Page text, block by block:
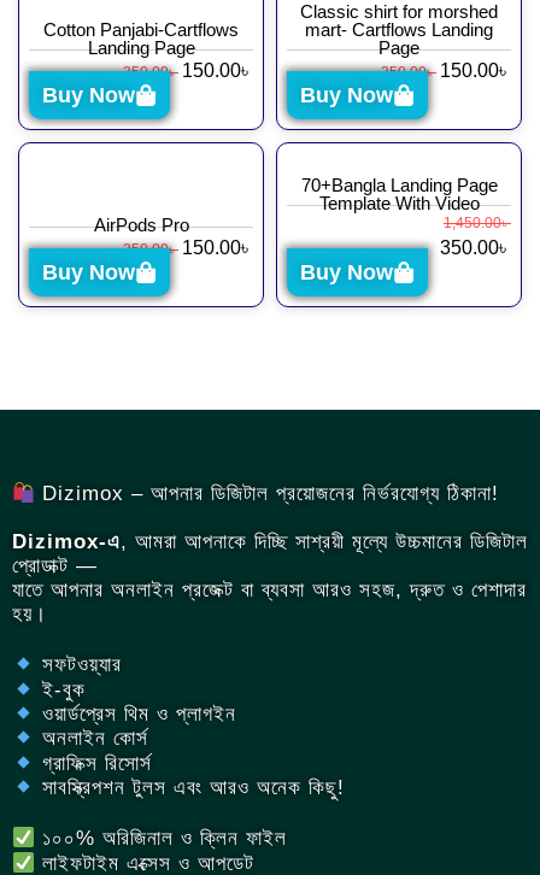
Cotton Panjabi-Cartflows
Landing Page
350.00৳ 150.00৳
Buy Now
Classic shirt for morshed
mart- Cartflows Landing
Page
350.00৳ 150.00৳
Buy Now
AirPods Pro
350.00৳ 150.00৳
Buy Now
70+Bangla Landing Page
Template With Video
1,450.00৳
350.00৳
Buy Now
Dizimox – আপনার ডিজিটাল প্রয়োজনের নির্ভরযোগ্য ঠিকানা!
Dizimox-এ, আমরা আপনাকে দিচ্ছি সাশ্রয়ী মূল্যে উচ্চমানের ডিজিটাল
প্রোডাক্ট —
যাতে আপনার অনলাইন প্রজেক্ট বা ব্যবসা আরও সহজ, দ্রুত ও পেশাদার
হয়।
সফটওয়্যার
ই-বুক
ওয়ার্ডপ্রেস থিম ও প্লাগইন
অনলাইন কোর্স
গ্রাফিক্স রিসোর্স
সাবস্ক্রিপশন টুলস এবং আরও অনেক কিছু!
১০০% অরিজিনাল ও ক্লিন ফাইল
লাইফটাইম এক্সেস ও আপডেট